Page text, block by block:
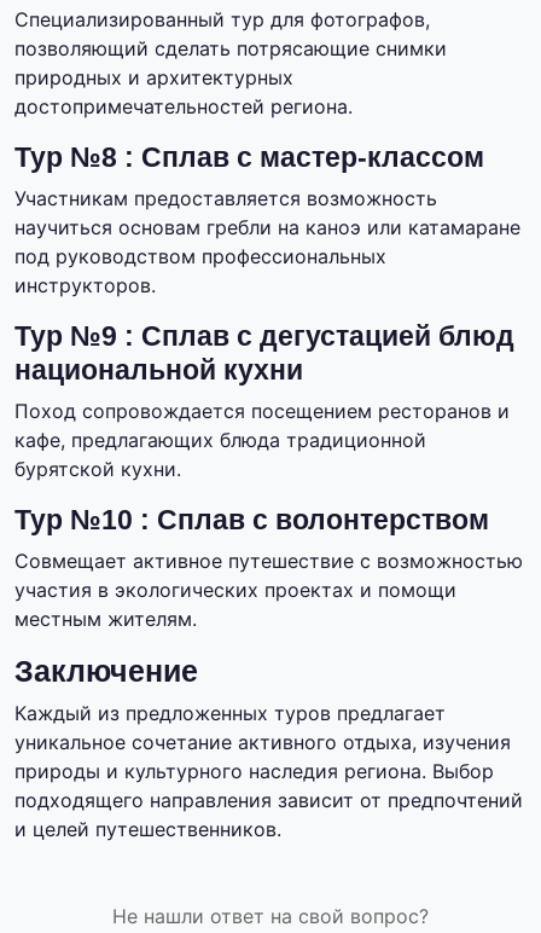
Специализированный тур для фотографов,
позволяющий сделать потрясающие снимки
природных и архитектурных
достопримечательностей региона.
Тур №8 : Сплав с мастер-классом
Участникам предоставляется возможность
научиться основам гребли на каноэ или катамаране
под руководством профессиональных
инструкторов.
Тур №9 : Сплав с дегустацией блюд
национальной кухни
Поход сопровождается посещением ресторанов и
кафе, предлагающих блюда традиционной
бурятской кухни.
Тур №10 : Сплав с волонтерством
Совмещает активное путешествие с возможностью
участия в экологических проектах и помощи
местным жителям.
Заключение
Каждый из предложенных туров предлагает
уникальное сочетание активного отдыха, изучения
природы и культурного наследия региона. Выбор
подходящего направления зависит от предпочтений
и целей путешественников.
Не нашли ответ на свой вопрос?